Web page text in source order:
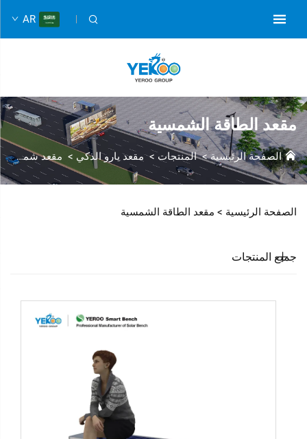
AR
مقعد الطاقة الشمسية
الصفحة الرئيسية>المنتجات>مقعد يارو الذكي > مقعد شمسي
الصفحة الرئيسية > مقعد الطاقة الشمسية
جميع المنتجات